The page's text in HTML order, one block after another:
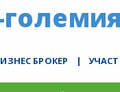
БРОКЕР |